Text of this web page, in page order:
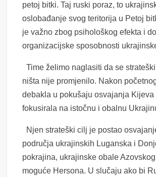
petoj bitki. Taj ruski poraz, to
oslobađanje svog teritorija u Petoj
je važno zbog psihološkog efekta i
organizacijske sposobnosti
Time želimo naglasiti da se
ništa nije promjenilo. Nakon
debakla u pokušaju osvajanja
fokusirala na istočnu i obalnu
Njen strateški cilj je postao
područja ukrajinskih Luganska i
pokrajina, ukrajinske obale
moguće Hersona. U slučaju ako bi